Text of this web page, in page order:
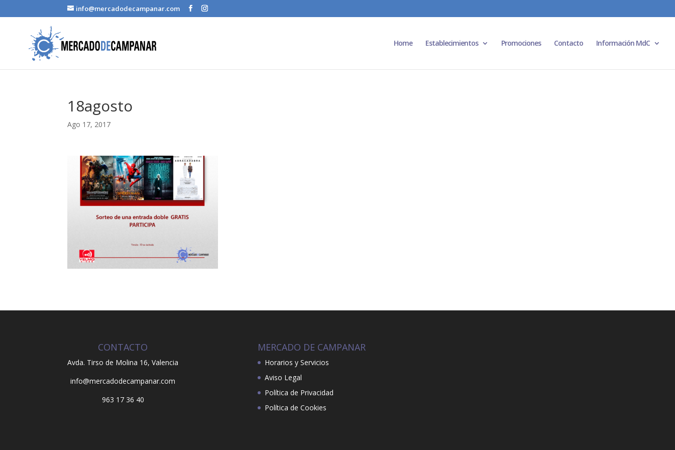
info@mercadodecampanar.com
Home Establecimientos Promociones Contacto Información MdC
18agosto
Ago 17, 2017
CONTACTO
Avda. Tirso de Molina 16, Valencia
info@mercadodecampanar.com
963 17 36 40
MERCADO DE CAMPANAR
Horarios y Servicios
Aviso Legal
Política de Privacidad
Política de Cookies